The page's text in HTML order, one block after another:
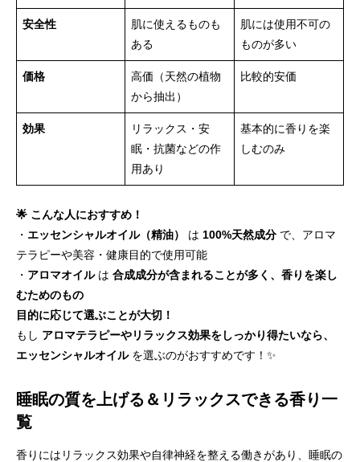
安全性
肌に使えるものも
ある
肌には使用不可の
ものが多い
価格
高価（天然の植物
から抽出）
比較的安価
効果
リラックス・安
眠・抗菌などの作
用あり
基本的に香りを楽
しむのみ
🌟 こんな人におすすめ！
・ エッセンシャルオイル（精油） は 100%天然成分 で、アロマ
テラピーや美容・健康目的で使用可能
・ アロマオイルは 合成成分が含まれることが多く、香りを楽し
むためのもの
目的に応じて選ぶことが大切！
もし アロマテラピーやリラックス効果をしっかり得たいなら、
エッセンシャルオイルを選ぶのがおすすめです！✨
睡眠の質を上げる＆リラックスできる香り一
覧
香りにはリラックス効果や自律神経を整える働きがあり、睡眠の